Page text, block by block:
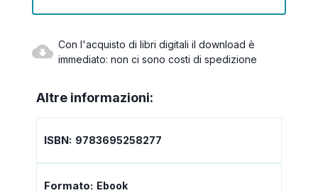
Con l'acquisto di libri digitali il download è
immediato: non ci sono costi di spedizione
Altre informazioni:
ISBN: 9783695258277
Formato: Ebook